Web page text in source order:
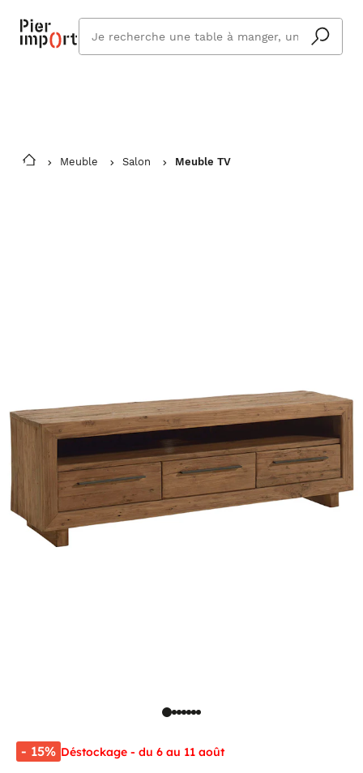
Vous êtes absent ? Pier Import s'adapte
et vous livre à votre retour.
En savoir plus
cherchez
vous ?
Meuble Salon Meuble TV
- 15% Déstockage - du 6 au 11 août